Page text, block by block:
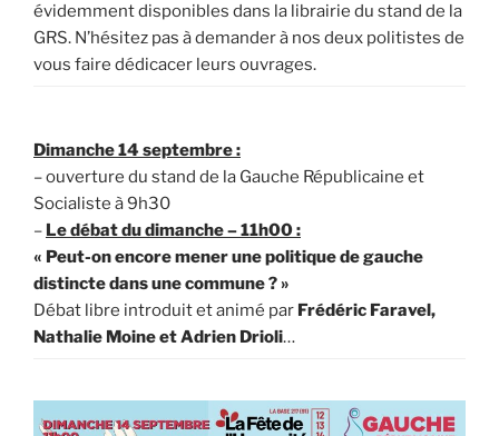
évidemment disponibles dans la librairie du stand de la
GRS. N’hésitez pas à demander à nos deux politistes de
vous faire dédicacer leurs ouvrages.
Dimanche 14 septembre :
– ouverture du stand de la Gauche Républicaine et
Socialiste à 9h30
– Le débat du dimanche – 11h00 :
« Peut-on encore mener une politique de gauche
distincte dans une commune ? »
Débat libre introduit et animé par Frédéric Faravel,
Nathalie Moine et Adrien Drioli…